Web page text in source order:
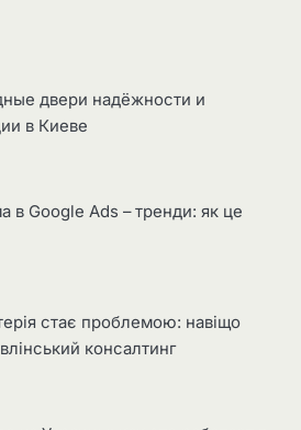
двери надёжности и
в Киеве
в Google Ads – тренди: як це
стає проблемою: навіщо
консалтинг